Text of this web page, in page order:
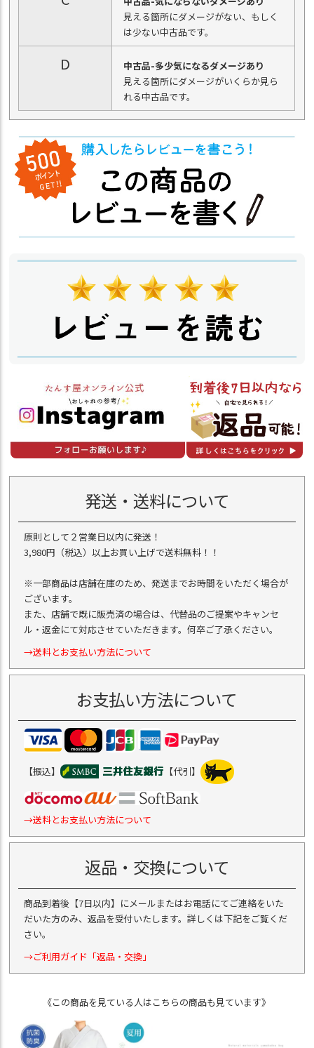
見える箇所にダメージがない、もしく
は少ない中古品です。
D
中古品-多少気になるダメージあり
見える箇所にダメージがいくらか見ら
れる中古品です。
発送・送料について
原則として２営業日以内に発送！
3,980円（税込）以上お買い上げで送料無料！！
※一部商品は店舗在庫のため、発送までお時間をいただく場合が
ございます。
また、店舗で既に販売済の場合は、代替品のご提案やキャンセ
ル・返金にて対応させていただきます。何卒ご了承ください。
→送料とお支払い方法について
お支払い方法について
【振込】 【代引】
→送料とお支払い方法について
返品・交換について
商品到着後【7日以内】にメールまたはお電話にてご連絡をいた
だいた方のみ、返品を受付いたします。詳しくは下記をご覧くだ
さい。
→ご利用ガイド「返品・交換」
《この商品を見ている人はこちらの商品も見ています》